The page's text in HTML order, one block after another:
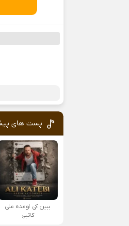
پست های
ببین کی اومده علی
کاتبی